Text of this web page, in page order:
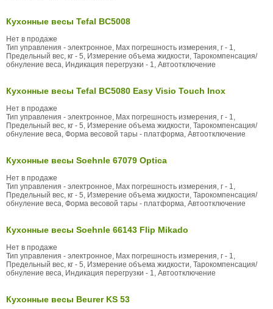
Кухонные весы Tefal BC5008
Нет в продаже
Тип управления - электронное, Max погрешность измерения, г - 1,
Предельный вес, кг - 5, Измерение объема жидкости, Тарокомпенсация/
обнуление веса, Индикация перегрузки - 1, Автоотключение
Кухонные весы Tefal BC5080 Easy Visio Touch Inox
Нет в продаже
Тип управления - электронное, Max погрешность измерения, г - 1,
Предельный вес, кг - 5, Измерение объема жидкости, Тарокомпенсация/
обнуление веса, Форма весовой тары - платформа, Автоотключение
Кухонные весы Soehnle 67079 Optica
Нет в продаже
Тип управления - электронное, Max погрешность измерения, г - 1,
Предельный вес, кг - 5, Измерение объема жидкости, Тарокомпенсация/
обнуление веса, Форма весовой тары - платформа, Автоотключение
Кухонные весы Soehnle 66143 Flip Mikado
Нет в продаже
Тип управления - электронное, Max погрешность измерения, г - 1,
Предельный вес, кг - 5, Измерение объема жидкости, Тарокомпенсация/
обнуление веса, Индикация перегрузки - 1, Автоотключение
Кухонные весы Beurer KS 53